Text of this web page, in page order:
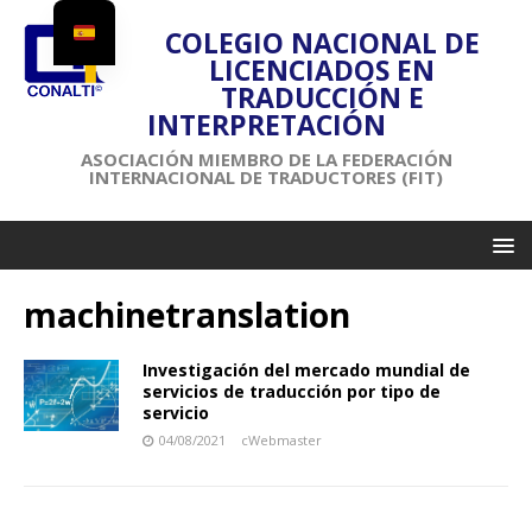
COLEGIO NACIONAL DE
LICENCIADOS EN
TRADUCCIÓN E
INTERPRETACIÓN
ASOCIACIÓN MIEMBRO DE LA FEDERACIÓN
INTERNACIONAL DE TRADUCTORES (FIT)
machinetranslation
Investigación del mercado mundial de
servicios de traducción por tipo de
servicio
04/08/2021 cWebmaster